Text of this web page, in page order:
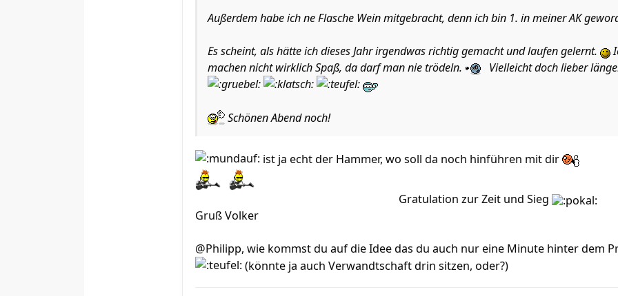
Außerdem habe ich ne Flasche Wein mitgebracht, denn ich bin 1. in meiner AK
Es scheint, als hätte ich dieses Jahr irgendwas richtig gemacht und laufen gelernt.
machen nicht wirklich Spaß, da darf man nie trödeln.
Vielleicht doch lieber
Schönen Abend noch!
ist ja echt der Hammer, wo soll da noch hinführen mit dir
Gratulation zur Zeit und Sieg
Gruß Volker
@Philipp, wie kommst du auf die Idee das du auch nur eine Minute hinter dem
(könnte ja auch Verwandtschaft drin sitzen, oder?)